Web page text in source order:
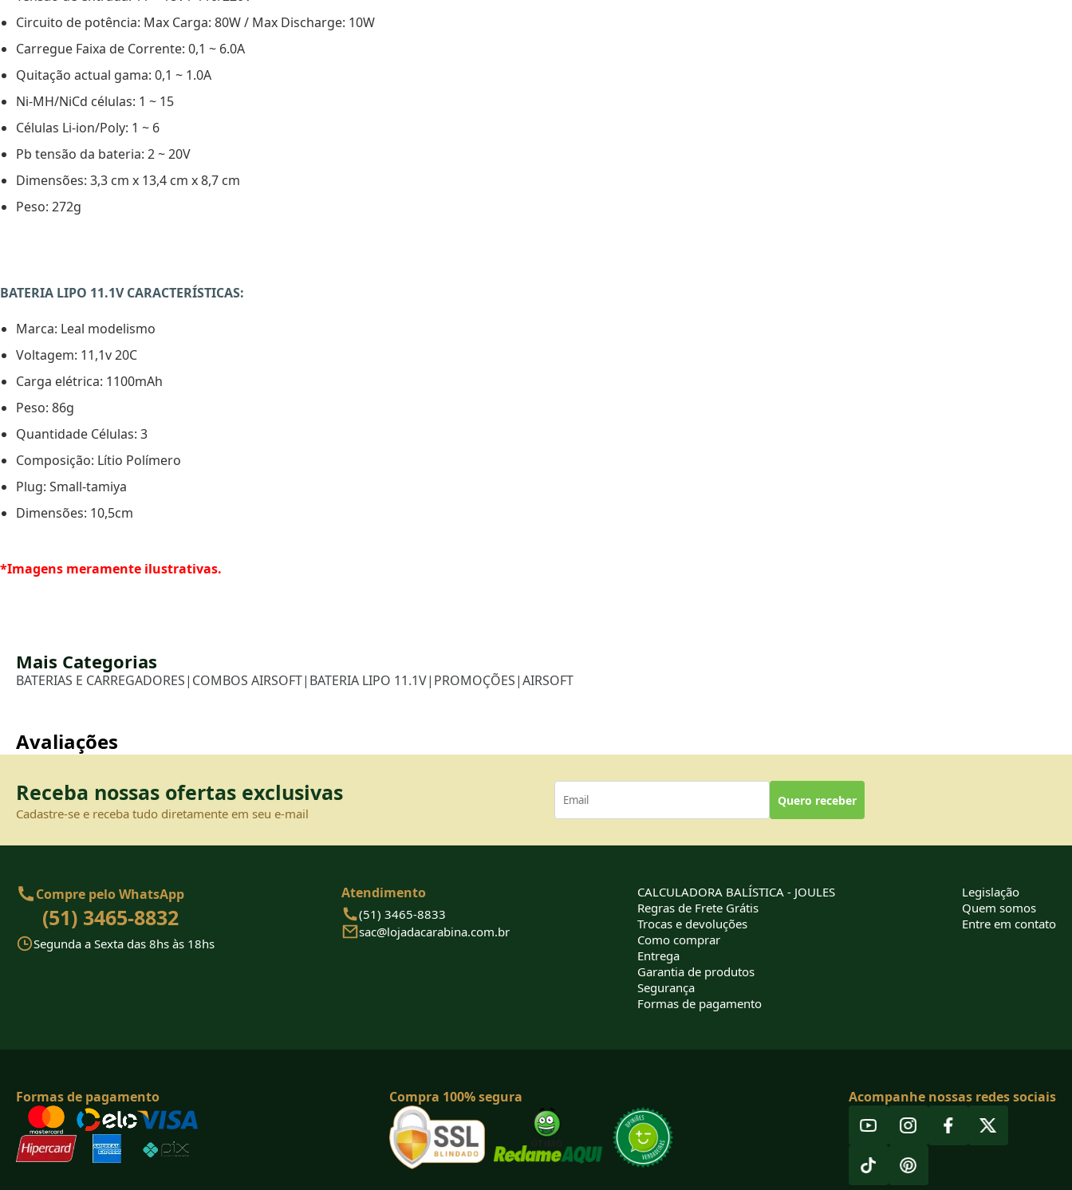
Circuito de potência: Max Carga: 80W / Max Discharge: 10W
Carregue Faixa de Corrente: 0,1 ~ 6.0A
Quitação actual gama: 0,1 ~ 1.0A
Ni-MH/NiCd células: 1 ~ 15
Células Li-ion/Poly: 1 ~ 6
Pb tensão da bateria: 2 ~ 20V
Dimensões: 3,3 cm x 13,4 cm x 8,7 cm
Peso: 272g
BATERIA LIPO 11.1V CARACTERÍSTICAS:
Marca: Leal modelismo
Voltagem: 11,1v 20C
Carga elétrica: 1100mAh
Peso: 86g
Quantidade Células: 3
Composição: Lítio Polímero
Plug: Small-tamiya
Dimensões: 10,5cm
*Imagens meramente ilustrativas.
Mais Categorias
BATERIAS E CARREGADORES| COMBOS AIRSOFT| BATERIA LIPO 11.1V| PROMOÇÕES|AIRSOFT
Avaliações
Receba nossas ofertas exclusivas
Cadastre-se e receba tudo diretamente em seu e-mail
Quero receber
Compre pelo WhatsApp
(51) 3465-8832
Segunda a Sexta das 8hs às 18hs
Atendimento
(51) 3465-8833
sac@lojadacarabina.com.br
CALCULADORA BALÍSTICA - JOULES
Regras de Frete Grátis
Trocas e devoluções
Como comprar
Entrega
Garantia de produtos
Segurança
Formas de pagamento
Legislação
Quem somos
Entre em contato
Formas de pagamento Compra 100% segura Acompanhe nossas redes sociais